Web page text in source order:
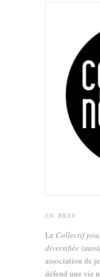
EN BREF
Le Collectif
diversifiée
association de
défend une vie